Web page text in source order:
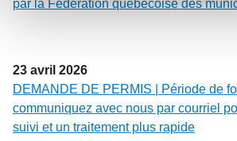
par la Fédération québécoise des
23 avril 2026
DEMANDE DE PERMIS | Période de
communiquez avec nous par courriel
suivi et un traitement plus rapide